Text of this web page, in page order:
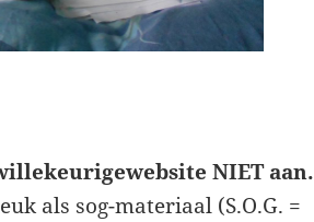
NIET aan.
als sog-materiaal (S.O.G. =